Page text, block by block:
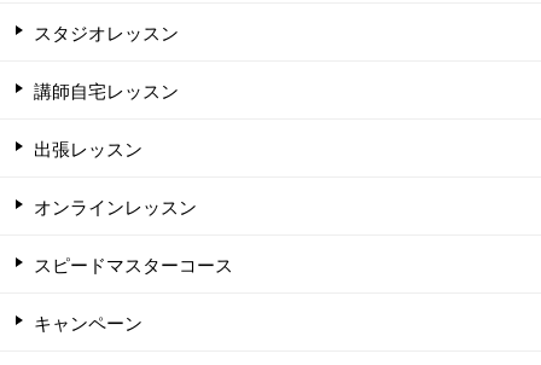
スタジオレッスン
講師自宅レッスン
出張レッスン
オンラインレッスン
スピードマスターコース
キャンペーン